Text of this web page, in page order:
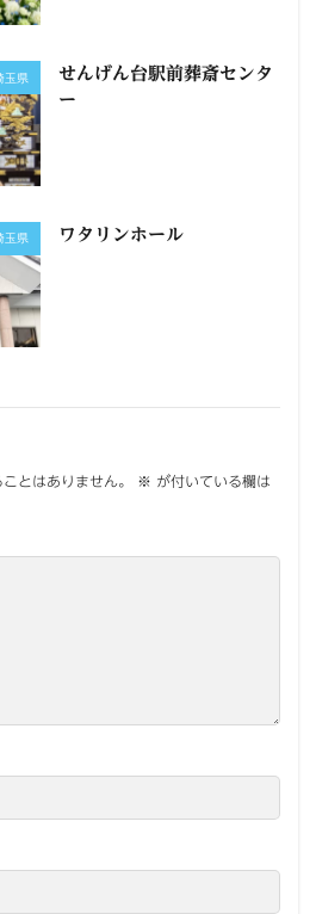
県
せんげん台駅前葬斎センタ
ー
県 ワタリンホール
とはありません。 ※ が付いている欄は